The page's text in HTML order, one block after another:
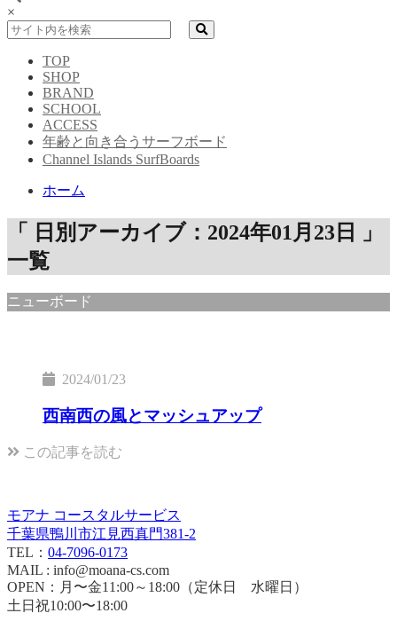
×
TOP
SHOP
BRAND
SCHOOL
ACCESS
年齢と向き合うサーフボード
Channel Islands SurfBoards
ホーム
「 日別アーカイブ：2024年01月23日 」
一覧
ニューボード
2024/01/23
西南西の風とマッシュアップ
この記事を読む
モアナ コースタルサービス
千葉県鴨川市江見西真門381-2
TEL： 04-7096-0173
MAIL : info@moana-cs.com
OPEN：月〜金11:00～18:00（定休日 水曜日）
土日祝10:00〜18:00